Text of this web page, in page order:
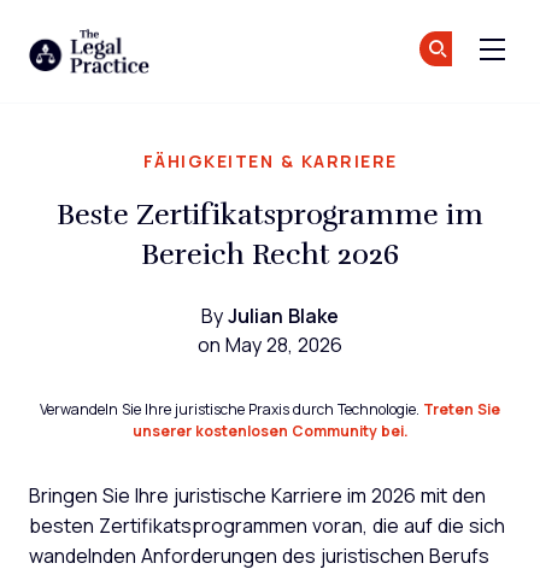
FÄHIGKEITEN & KARRIERE
Beste Zertifikatsprogramme im
Bereich Recht 2026
By Julian Blake
on May 28, 2026
Verwandeln Sie Ihre juristische Praxis durch Technologie. Treten Sie
unserer kostenlosen Community bei.
Bringen Sie Ihre juristische Karriere im 2026 mit den
besten Zertifikatsprogrammen voran, die auf die sich
wandelnden Anforderungen des juristischen Berufs